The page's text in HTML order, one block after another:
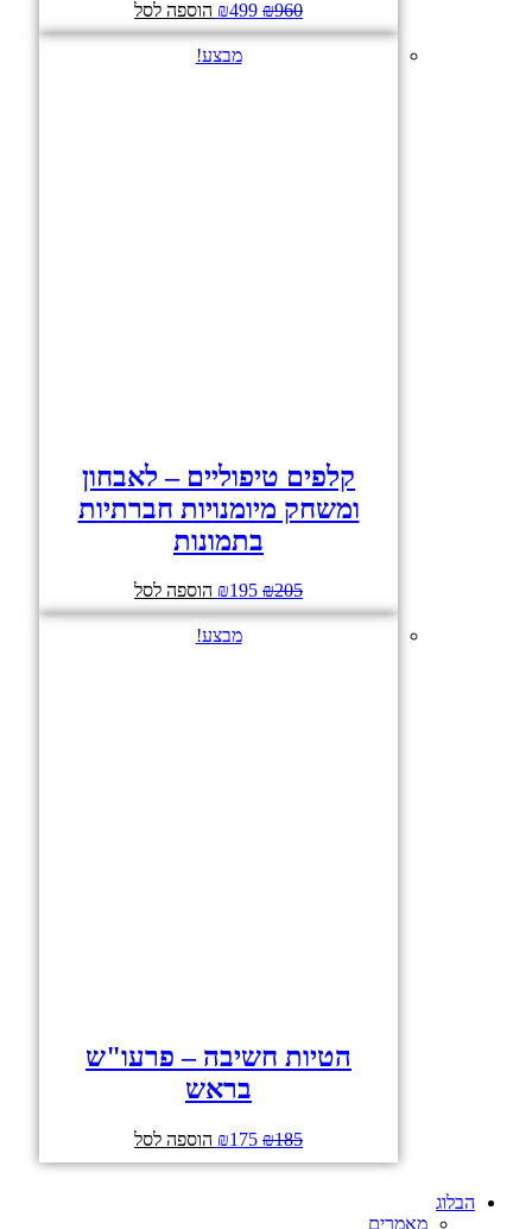
₪960
המחיר
המקורי
היה:
₪499
המחיר
הנוכחי
הוא:
הוספה לסל
מבצע!
קלפים טיפוליים – לאבחון
ומשחק מיומנויות חברתיות
בתמונות
₪205
המחיר
המקורי
היה:
₪195
המחיר
הנוכחי
הוא:
הוספה לסל
מבצע!
הטיות חשיבה – פרעו"ש
בראש
₪185
המחיר
המקורי
₪175
המחיר
הנוכחי
הוספה לסל
הבלוג
מאמרים